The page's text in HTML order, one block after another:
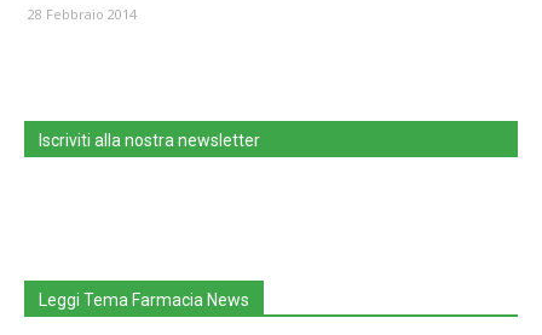
28 Febbraio 2014
Iscriviti alla nostra newsletter
Leggi Tema Farmacia News